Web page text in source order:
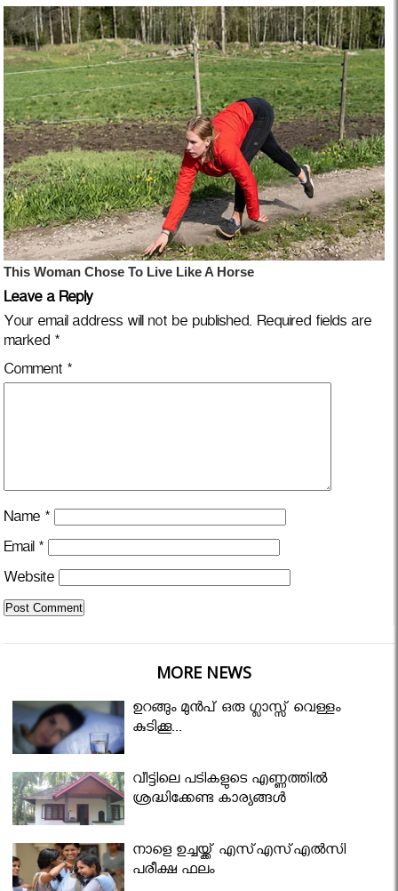
Leave a Reply
Your email address will not be published. Required fields are
marked *
Comment *
Name *
Email *
Website
MORE NEWS
ഉറങ്ങും മുന്‍പ് ഒരു ഗ്ലാസ്സ് വെള്ളം
കുടിക്കൂ...
വീട്ടിലെ പടികളുടെ എണ്ണത്തിൽ
ശ്രദ്ധിക്കേണ്ട കാര്യങ്ങൾ
നാളെ ഉച്ചയ്ക്ക് എസ്എസ്എല്‍സി
പരീക്ഷ ഫലം